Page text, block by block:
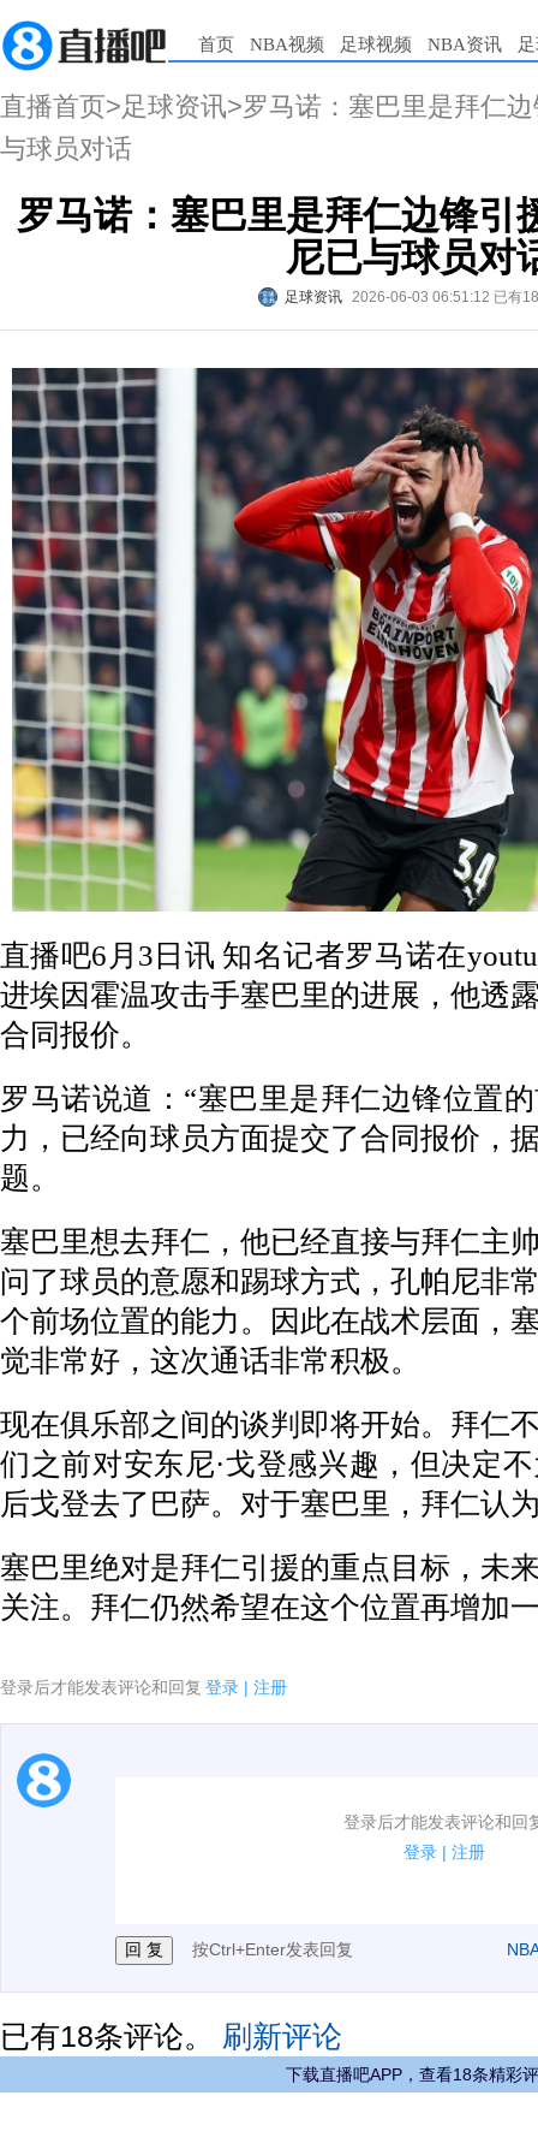
首页 NBA视频 足球视频 NBA资讯
直播首页>足球资讯>罗马诺：塞巴里是拜仁
与球员对话
罗马诺：塞巴里是拜仁边锋引
尼已与球员对
足球资讯 2026-06-03 06:51:12 已有
直播吧6月3日讯 知名记者罗马诺在
进埃因霍温攻击手塞巴里的进展，他透
合同报价。
罗马诺说道：“塞巴里是拜仁边锋位置
力，已经向球员方面提交了合同报价，
题。
塞巴里想去拜仁，他已经直接与拜仁主
问了球员的意愿和踢球方式，孔帕尼非
个前场位置的能力。因此在战术层面，
觉非常好，这次通话非常积极。
现在俱乐部之间的谈判即将开始。拜仁
们之前对安东尼·戈登感兴趣，但决定
后戈登去了巴萨。对于塞巴里，拜仁认
塞巴里绝对是拜仁引援的重点目标，未
关注。拜仁仍然希望在这个位置再增加
登录后才能发表评论和回复 登录 | 注册
登录后才能发表评论和回
登录 | 注册
1.电脑端新用户可以发表评论了！
按Ctrl+Enter发表回复
已有18条评论。 刷新评论
下载直播吧APP，查看18条精彩